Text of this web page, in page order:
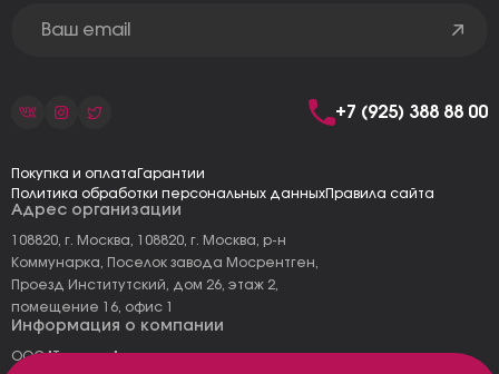
Адрес организации
108820, г. Москва, 108820, г. Москва, р-н
Коммунарка, Поселок завода Мосрентген,
Проезд Институтский, дом 26, этаж 2,
помещение 16, офис 1
Информация о компании
ООО "Тоскана"
+7 (925) 388 88 00
Покупка и оплата Гарантии
Политика обработки персональных данныхПравила сайта